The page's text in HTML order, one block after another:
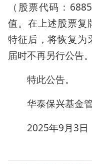
（股票代码：
值。在上述股票复
特征后，将恢复为
届时不再另行公告。
特此公告。
华泰保兴基金
2025年9月3日